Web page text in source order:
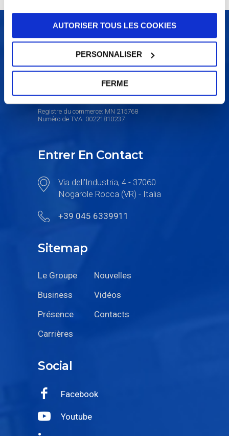
AUTORISER TOUS LES COOKIES
PERSONNALISER
FERME
UFI Filters
Siège social: Via Europa, 26 - 46047
Porto Mantovano (MN) - Italia
Registre du commerce: MN 215768
Numéro de TVA: 00221810237
Entrer En Contact
Via dell’Industria, 4 - 37060
Nogarole Rocca (VR) - Italia
+39 045 6339911
Sitemap
Le Groupe
Nouvelles
Business
Vidéos
Présence
Contacts
Carrières
Social
Facebook
Youtube